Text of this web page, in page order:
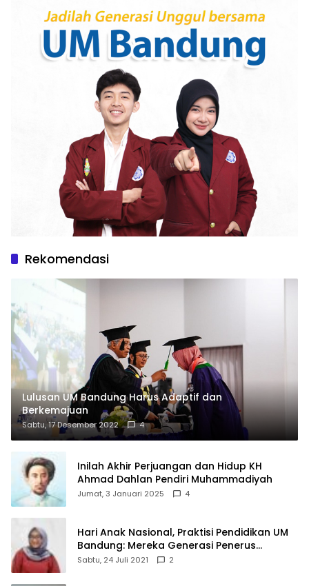
Rekomendasi
Lulusan UM Bandung Harus Adaptif dan
Berkemajuan
Sabtu, 17 Desember 2022 4
Inilah Akhir Perjuangan dan Hidup KH
Ahmad Dahlan Pendiri Muhammadiyah
Jumat, 3 Januari 2025 4
Hari Anak Nasional, Praktisi Pendidikan UM
Bandung: Mereka Generasi Penerus
Bangsa
Sabtu, 24 Juli 2021 2